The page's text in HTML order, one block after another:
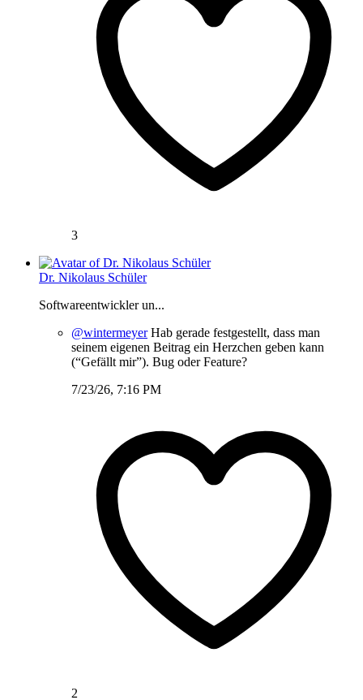
3
Dr. Nikolaus Schüler
Softwareentwickler un...
@wintermeyerHab gerade festgestellt, dass man
seinem eigenen Beitrag ein Herzchen geben kann
(“Gefällt mir”). Bug oder Feature?
7/23/26, 7:16 PM
2